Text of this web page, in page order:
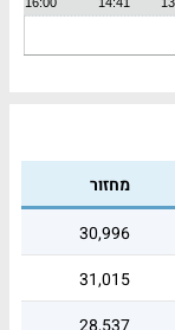
מחזור
30,996
31,015